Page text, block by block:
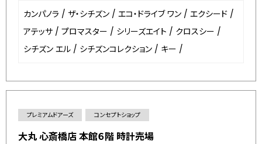
カンパノラ / ザ・シチズン / エコ・ドライブ ワン / エクシード /
アテッサ / プロマスター / シリーズエイト / クロスシー /
シチズン エル / シチズンコレクション / キー /
プレミアムドアーズ コンセプトショップ
大丸 心斎橋店 本館６階 時計売場